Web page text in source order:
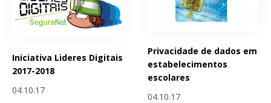
Iniciativa Lideres Digitais
2017-2018
04.10.17
Privacidade de dados em
estabelecimentos
escolares
04.10.17